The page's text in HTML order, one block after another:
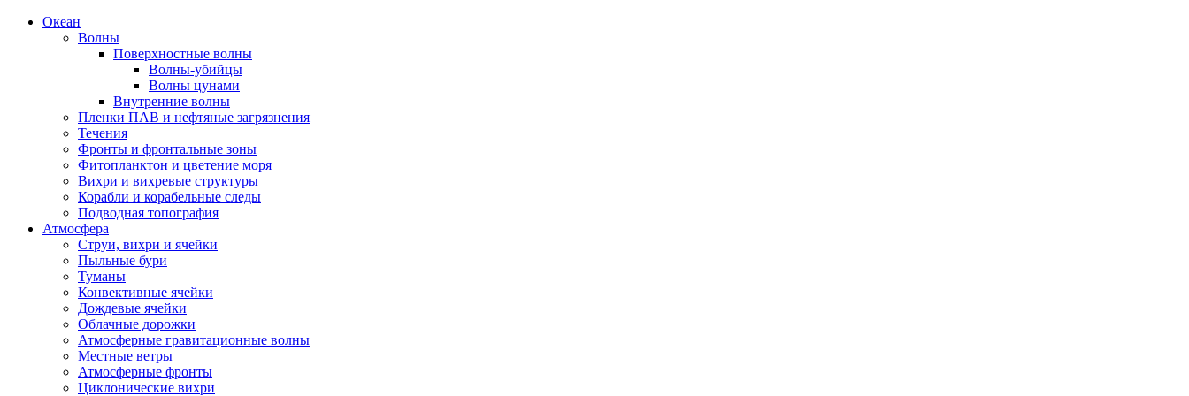
Океан
Волны
Поверхностные волны
Волны-убийцы
Волны цунами
Внутренние волны
Пленки ПАВ и нефтяные загрязнения
Течения
Фронты и фронтальные зоны
Фитопланктон и цветение моря
Вихри и вихревые структуры
Корабли и корабельные следы
Подводная топография
Атмосфера
Струи, вихри и ячейки
Пыльные бури
Туманы
Конвективные ячейки
Дождевые ячейки
Облачные дорожки
Атмосферные гравитационные волны
Местные ветры
Атмосферные фронты
Циклонические вихри